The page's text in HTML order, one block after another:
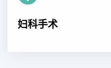
妇科手术